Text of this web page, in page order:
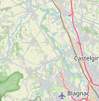
Voir
plus